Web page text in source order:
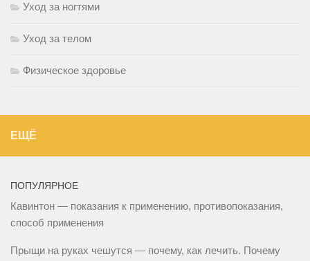
Уход за ногтями
Уход за телом
Физическое здоровье
ЕЩЁ
ПОПУЛЯРНОЕ
Кавинтон — показания к применению, противопоказания,
способ применения
Прыщи на руках чешутся — почему, как лечить. Почему